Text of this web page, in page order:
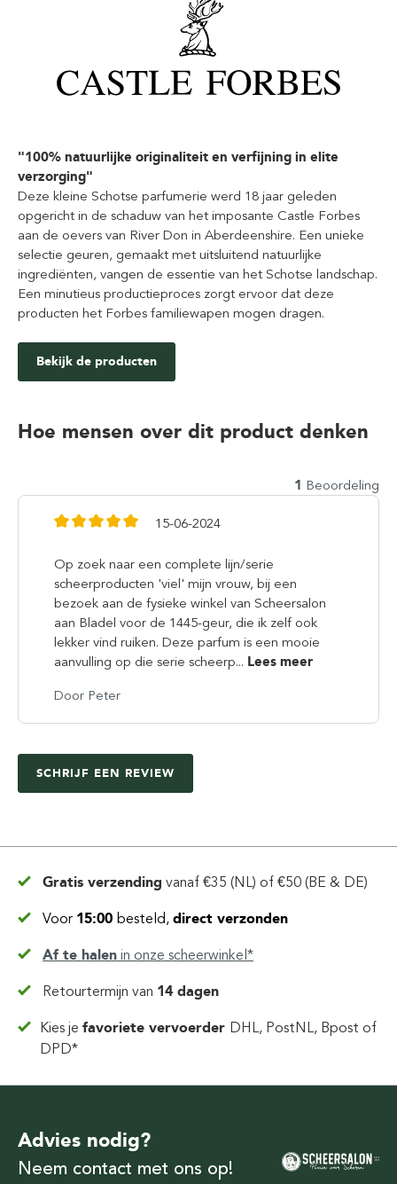
"100% natuurlijke originaliteit en verfijning in elite
verzorging"
Deze kleine Schotse parfumerie werd 18 jaar geleden
opgericht in de schaduw van het imposante Castle Forbes
aan de oevers van River Don in Aberdeenshire. Een unieke
selectie geuren, gemaakt met uitsluitend natuurlijke
ingrediënten, vangen de essentie van het Schotse landschap.
Een minutieus productieproces zorgt ervoor dat deze
producten het Forbes familiewapen mogen dragen.
Bekijk de producten
Hoe mensen over dit product denken
1 Beoordeling
15-06-2024
Op zoek naar een complete lijn/serie
scheerproducten 'viel' mijn vrouw, bij een
bezoek aan de fysieke winkel van Scheersalon
aan Bladel voor de 1445-geur, die ik zelf ook
lekker vind ruiken. Deze parfum is een mooie
aanvulling op die serie scheerp... Lees meer
Door Peter
SCHRIJF EEN REVIEW
Gratis verzending vanaf €35 (NL) of €50 (BE & DE)
Voor 15:00 besteld, direct verzonden
Af te halen in onze scheerwinkel*
Retourtermijn van 14 dagen
Kies jefavoriete vervoerder DHL, PostNL, Bpost of
DPD*
Advies nodig?
Neem contact met ons op!